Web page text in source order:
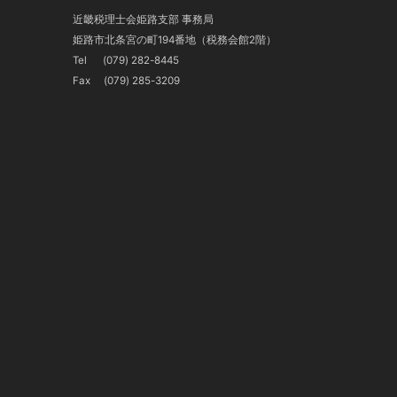
近畿税理士会姫路支部 事務局
姫路市北条宮の町194番地（税務会館2階）
Tel (079) 282-8445
Fax (079) 285-3209